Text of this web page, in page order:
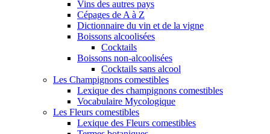
Vins des autres pays
Cépages de A à Z
Dictionnaire du vin et de la vigne
Boissons alcoolisées
Cocktails
Boissons non-alcoolisées
Cocktails sans alcool
Les Champignons comestibles
Lexique des champignons comestibles
Vocabulaire Mycologique
Les Fleurs comestibles
Lexique des Fleurs comestibles